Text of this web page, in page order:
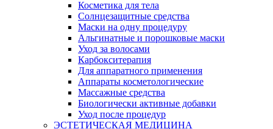
Косметика для тела
Солнцезащитные средства
Маски на одну процедуру
Альгинатные и порошковые маски
Уход за волосами
Карбокситерапия
Для аппаратного применения
Аппараты косметологические
Массажные средства
Биологически активные добавки
Уход после процедур
ЭСТЕТИЧЕСКАЯ МЕДИЦИНА